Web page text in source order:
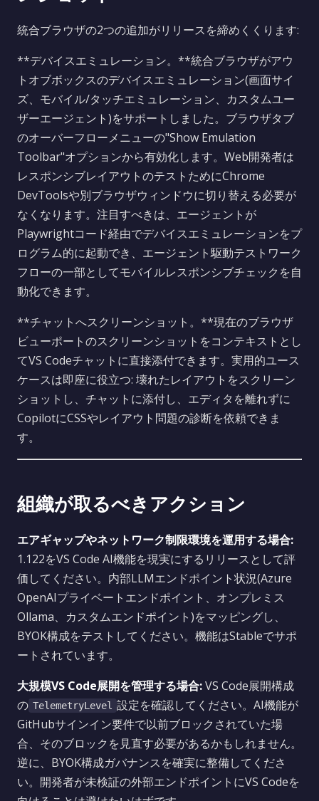
統合ブラウザの2つの追加がリリースを締めくくります:
**デバイスエミュレーション。**統合ブラウザがアウ
トオブボックスのデバイスエミュレーション(画面サイ
ズ、モバイル/タッチエミュレーション、カスタムユー
ザーエージェント)をサポートしました。ブラウザタブ
のオーバーフローメニューの"Show Emulation
Toolbar"オプションから有効化します。Web開発者は
レスポンシブレイアウトのテストためにChrome
DevToolsや別ブラウザウィンドウに切り替える必要が
なくなります。注目すべきは、エージェントが
Playwrightコード経由でデバイスエミュレーションをプ
ログラム的に起動でき、エージェント駆動テストワーク
フローの一部としてモバイルレスポンシブチェックを自
動化できます。
**チャットへスクリーンショット。**現在のブラウザ
ビューポートのスクリーンショットをコンテキストとし
てVS Codeチャットに直接添付できます。実用的ユース
ケースは即座に役立つ: 壊れたレイアウトをスクリーン
ショットし、チャットに添付し、エディタを離れずに
CopilotにCSSやレイアウト問題の診断を依頼できま
す。
組織が取るべきアクション
エアギャップやネットワーク制限環境を運用する場合:
1.122をVS Code AI機能を現実にするリリースとして評
価してください。内部LLMエンドポイント状況(Azure
OpenAIプライベートエンドポイント、オンプレミス
Ollama、カスタムエンドポイント)をマッピングし、
BYOK構成をテストしてください。機能はStableでサポ
ートされています。
大規模VS Code展開を管理する場合:VS Code展開構成
の TelemetryLevel 設定を確認してください。AI機能が
GitHubサインイン要件で以前ブロックされていた場
合、そのブロックを見直す必要があるかもしれません。
逆に、BYOK構成ガバナンスを確実に整備してくださ
い。開発者が未検証の外部エンドポイントにVS Codeを